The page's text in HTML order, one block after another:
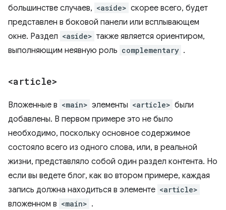
большинстве случаев, <aside> скорее всего, будет
представлен в боковой панели или всплывающем
окне. Раздел <aside> также является ориентиром,
выполняющим неявную роль complementary .
<article>
Вложенные в <main> элементы <article> были
добавлены. В первом примере это не было
необходимо, поскольку основное содержимое
состояло всего из одного слова, или, в реальной
жизни, представляло собой один раздел контента. Но
если вы ведете блог, как во втором примере, каждая
запись должна находиться в элементе <article>
вложенном в <main> .